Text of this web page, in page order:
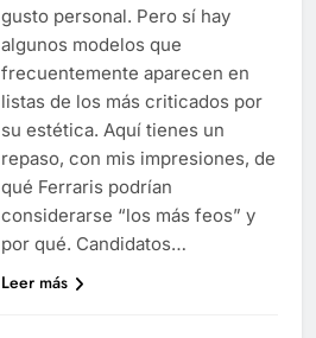
gusto personal. Pero sí hay
algunos modelos que
frecuentemente aparecen en
listas de los más criticados por
su estética. Aquí tienes un
repaso, con mis impresiones, de
qué Ferraris podrían
considerarse “los más feos” y
por qué. Candidatos…
Leer más